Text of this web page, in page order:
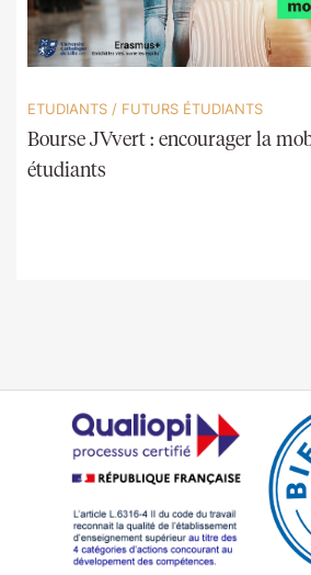
ETUDIANTS / FUTURS ÉTUDIANTS
Bourse JVvert : encourager la
étudiants